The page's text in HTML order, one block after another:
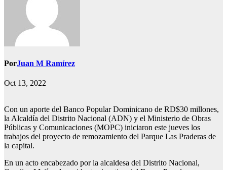
PorJuan M Ramírez
Oct 13, 2022
Con un aporte del Banco Popular Dominicano de RD$30 millones,
la Alcaldía del Distrito Nacional (ADN) y el Ministerio de Obras
Públicas y Comunicaciones (MOPC) iniciaron este jueves los
trabajos del proyecto de remozamiento del Parque Las Praderas de
la capital.
En un acto encabezado por la alcaldesa del Distrito Nacional,